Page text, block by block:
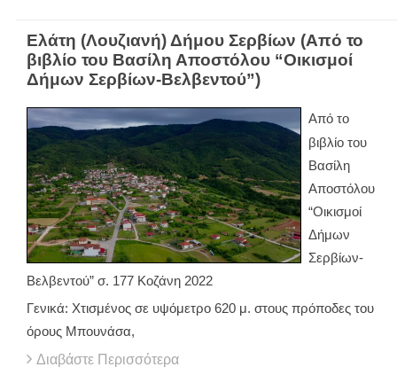
Ελάτη (Λουζιανή) Δήμου Σερβίων (Από το
βιβλίο του Βασίλη Αποστόλου “Οικισμοί
Δήμων Σερβίων-Βελβεντού”)
Από το
βιβλίο του
Βασίλη
Αποστόλου
“Οικισμοί
Δήμων
Σερβίων-
Βελβεντού” σ. 177 Κοζάνη 2022
Γενικά: Χτισμένος σε υψόμετρο 620 μ. στους πρόποδες του
όρους Μπουνάσα,
Διαβάστε Περισσότερα